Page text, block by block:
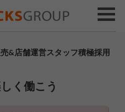
&店舗運営スタッフ積極採用
く働こう